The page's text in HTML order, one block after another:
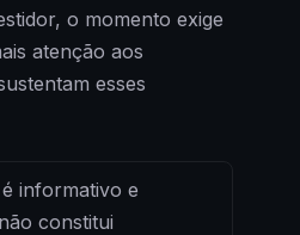
o momento exige
atenção aos
esses
informativo e
constitui